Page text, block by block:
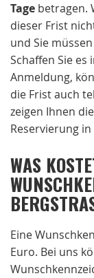
Tage betragen.
dieser Frist
und Sie
Schaffen Sie
Anmeldung,
die Frist auch
zeigen Ihnen
Reservierung
WAS
Eine
Euro. Bei uns